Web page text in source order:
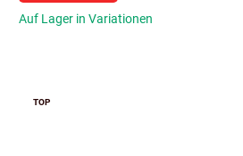
Auf Lager in Variationen
TOP